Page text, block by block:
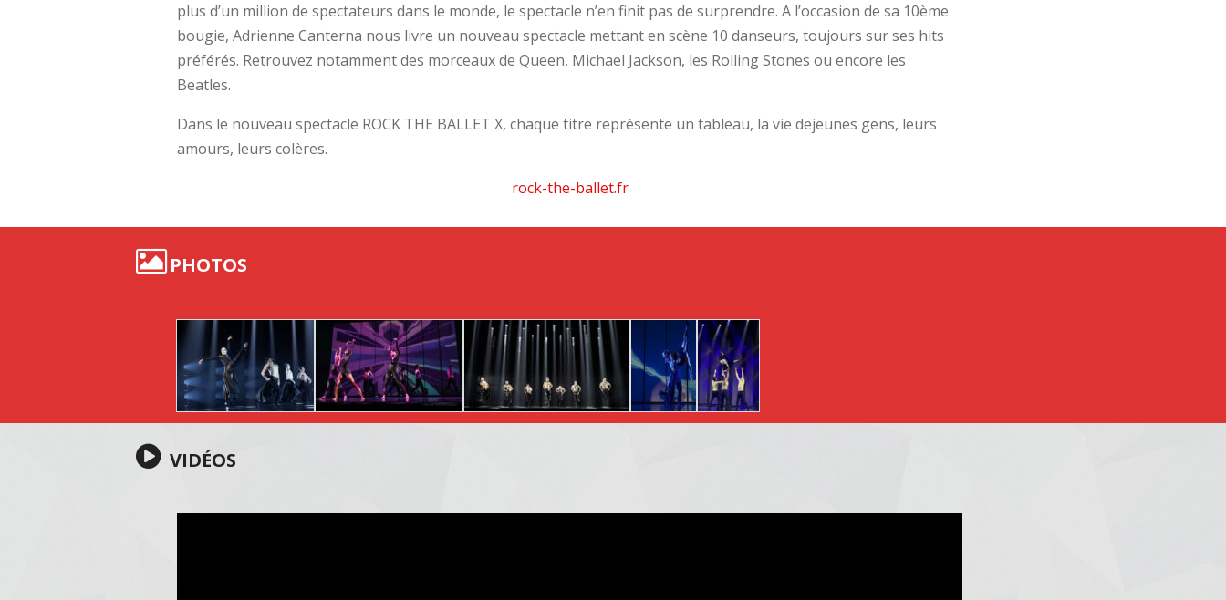
plus d’un million de spectateurs dans le monde, le spectacle n’en finit pas de surprendre. A l’occasion de sa 10ème
bougie, Adrienne Canterna nous livre un nouveau spectacle mettant en scène 10 danseurs, toujours sur ses hits
préférés. Retrouvez notamment des morceaux de Queen, Michael Jackson, les Rolling Stones ou encore les
Beatles.
Dans le nouveau spectacle ROCK THE BALLET X, chaque titre représente un tableau, la vie dejeunes gens, leurs
amours, leurs colères.
rock-the-ballet.fr
PHOTOS
VIDÉOS